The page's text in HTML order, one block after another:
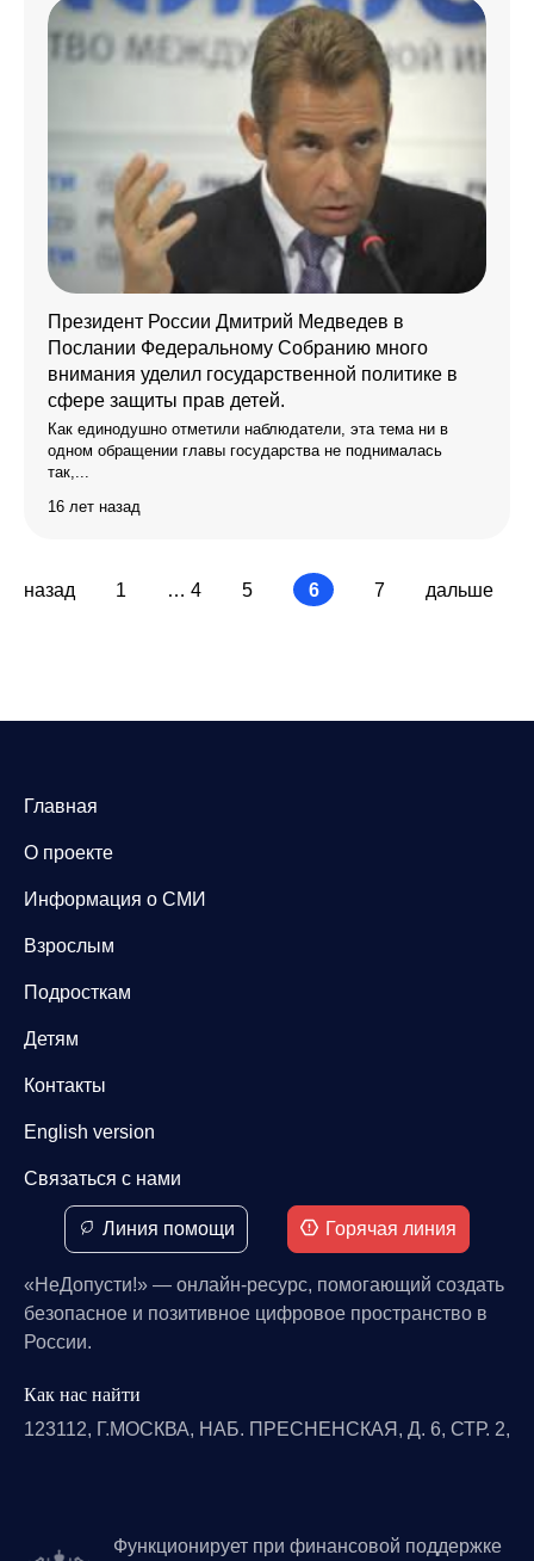
Президент России Дмитрий Медведев в
Послании Федеральному Собранию много
внимания уделил государственной политике в
сфере защиты прав детей.
Как единодушно отметили наблюдатели, эта тема ни в
одном обращении главы государства не поднималась
так,...
16 лет назад
назад 1 … 4 5 6 7 дальше
Главная
О проекте
Информация о СМИ
Взрослым
Подросткам
Детям
Контакты
English version
Связаться с нами
Линия помощи Горячая линия
«НеДопусти!» — онлайн-ресурс, помогающий создать
безопасное и позитивное цифровое пространство в
России.
Как нас найти
123112, Г.МОСКВА, НАБ. ПРЕСНЕНСКАЯ, Д. 6, СТР. 2,
Функционирует при финансовой поддержке